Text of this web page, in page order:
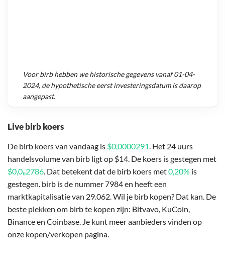
Live birb koers
De birb koers van vandaag is $0,0000291. Het 24 uurs
handelsvolume van birb ligt op $14. De koers is gestegen met
$0,0₆2786. Dat betekent dat de birb koers met0,20% is
gestegen. birb is de nummer 7984 en heeft een
marktkapitalisatie van 29.062. Wil je birb kopen? Dat kan. De
beste plekken om birb te kopen zijn: Bitvavo, KuCoin,
Binance en Coinbase. Je kunt meer aanbieders vinden op
onze kopen/verkopen pagina.
Voorbirbhebben we historische gegevens vanaf01-04-
2024, de hypothetische eerst investeringsdatum is daarop
aangepast.